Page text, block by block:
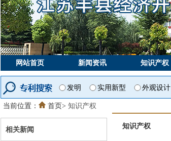
网站首页 新闻资讯 知识产权
发明 实用新型 外观设计
当前位置： 首页> 知识产权
相关新闻 知识产权